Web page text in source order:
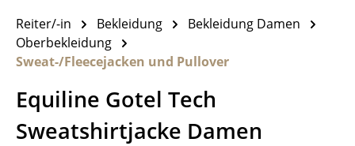
Reiter/-in Bekleidung
Bekleidung Damen
Oberbekleidung
Sweat-/Fleecejacken und Pullover
Equiline Gotel Tech
Sweatshirtjacke Damen